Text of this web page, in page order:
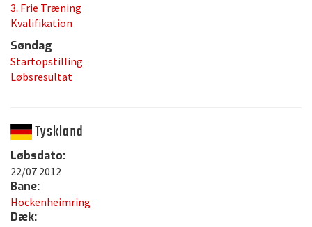
3. Frie Træning
Kvalifikation
Søndag
Startopstilling
Løbsresultat
Tyskland
Løbsdato:
22/07 2012
Bane:
Hockenheimring
Dæk: